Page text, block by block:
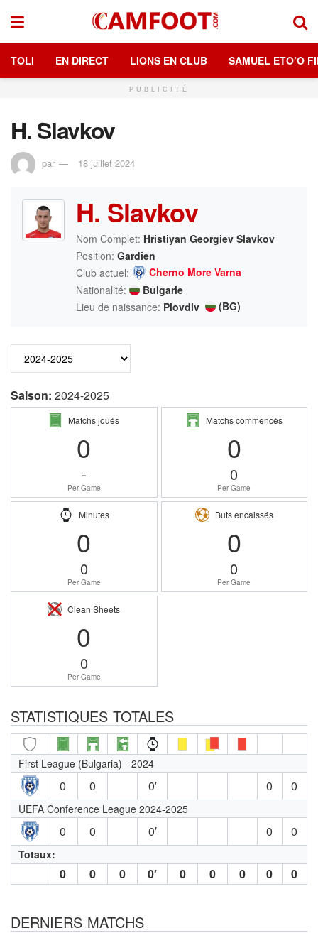
TOLI EN DIRECT LIONS EN CLUB SAMUEL ETO’O
PUBLICITÉ
H. Slavkov
par 18 juillet 2024
H. Slavkov
Nom Complet: Hristiyan Georgiev Slavkov
Position: Gardien
Club actuel:
Cherno More Varna
Nationalité:
Bulgarie
Lieu de naissance: Plovdiv (BG)
Saison: 2024-2025
Matchs joués
0
-
Per Game
Matchs commencés
0
0
Per Game
Minutes
0
0
Per Game
Buts encaissés
0
0
Per Game
Clean Sheets
0
0
Per Game
STATISTIQUES TOTALES
First League (Bulgaria) - 2024
0 0 0′ 0 0
UEFA Conference League 2024-2025
0 0 0′ 0 0
Totaux:
0 0 0 0′ 0 0 0 0 0
DERNIERS MATCHS